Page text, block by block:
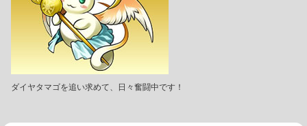
ダイヤタマゴを追い求めて、日々奮闘中です！